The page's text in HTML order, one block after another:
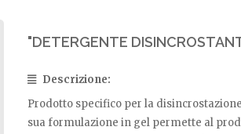
"DETERGENTE
Descrizione:
Prodotto specifico per la
sua formulazione in gel permette al